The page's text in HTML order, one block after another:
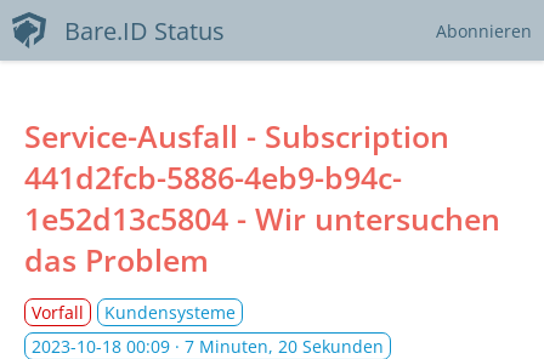
Bare.ID Status Abonnieren
Service-Ausfall - Subscription
441d2fcb-5886-4eb9-b94c-
1e52d13c5804 - Wir untersuchen
das Problem
Vorfall
Kundensysteme
2023-10-18 00:09 · 7 Minuten, 20 Sekunden